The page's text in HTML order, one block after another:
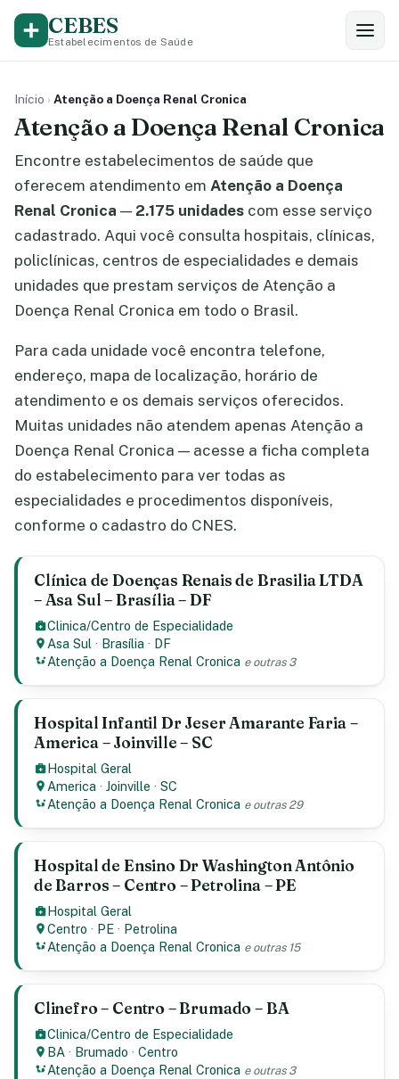
CEBES
Estabelecimentos de Saúde
Início › Atenção a Doença Renal Cronica
Atenção a Doença Renal Cronica
Encontre estabelecimentos de saúde que
oferecem atendimento em Atenção a Doença
Renal Cronica — 2.175 unidades com esse serviço
cadastrado. Aqui você consulta hospitais, clínicas,
policlínicas, centros de especialidades e demais
unidades que prestam serviços de Atenção a
Doença Renal Cronica em todo o Brasil.
Para cada unidade você encontra telefone,
endereço, mapa de localização, horário de
atendimento e os demais serviços oferecidos.
Muitas unidades não atendem apenas Atenção a
Doença Renal Cronica — acesse a ficha completa
do estabelecimento para ver todas as
especialidades e procedimentos disponíveis,
conforme o cadastro do CNES.
Clínica de Doenças Renais de Brasilia LTDA
– Asa Sul – Brasília – DF
Clinica/Centro de Especialidade
Asa Sul · Brasília · DF
Atenção a Doença Renal Cronica e outras 3
Hospital Infantil Dr Jeser Amarante Faria –
America – Joinville – SC
Hospital Geral
America ·Joinville ·SC
Atenção a Doença Renal Cronica e outras 29
Hospital de Ensino Dr Washington Antônio
de Barros – Centro – Petrolina – PE
Hospital Geral
Centro · PE · Petrolina
Atenção a Doença Renal Cronica e outras 15
Clinefro – Centro – Brumado – BA
Clinica/Centro de Especialidade
BA · Brumado ·Centro
Atenção a Doença Renal Cronica e outras 3